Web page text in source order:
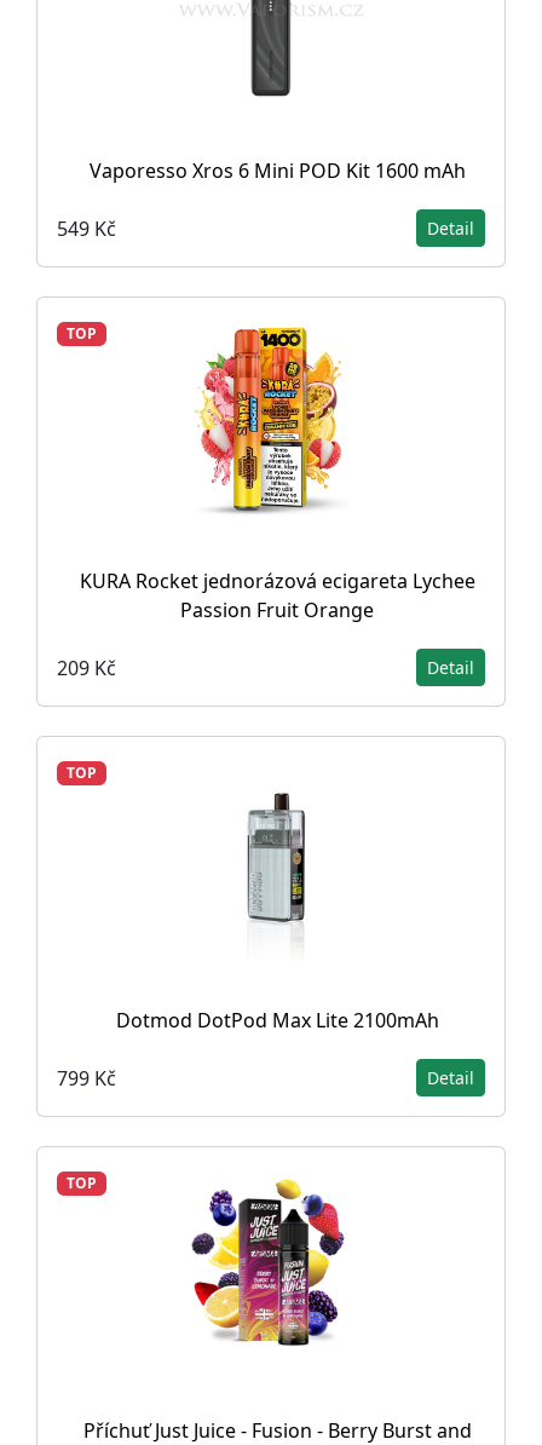
Vaporesso Xros 6 Mini POD Kit 1600 mAh
549 Kč Detail
TOP
KURA Rocket jednorázová ecigareta Lychee
Passion Fruit Orange
209 Kč Detail
TOP
Dotmod DotPod Max Lite 2100mAh
799 Kč Detail
TOP
Příchuť Just Juice - Fusion - Berry Burst and